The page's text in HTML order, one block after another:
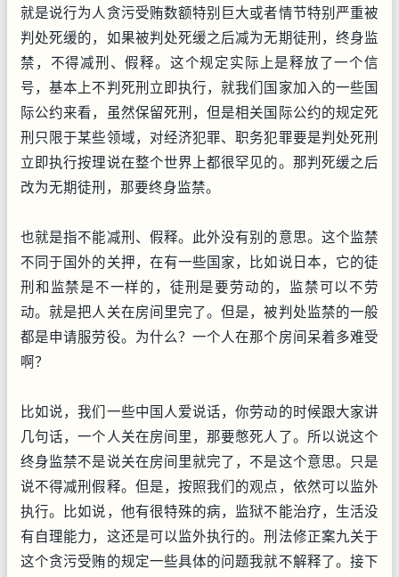
就是说行为人贪污受贿数额特别巨大或者情节特别严重被
判处死缓的，如果被判处死缓之后减为无期徒刑，终身监
禁，不得减刑、假释。这个规定实际上是释放了一个信
号，基本上不判死刑立即执行，就我们国家加入的一些国
际公约来看，虽然保留死刑，但是相关国际公约的规定死
刑只限于某些领域，对经济犯罪、职务犯罪要是判处死刑
立即执行按理说在整个世界上都很罕见的。那判死缓之后
改为无期徒刑，那要终身监禁。
也就是指不能减刑、假释。此外没有别的意思。这个监禁
不同于国外的关押，在有一些国家，比如说日本，它的徒
刑和监禁是不一样的，徒刑是要劳动的，监禁可以不劳
动。就是把人关在房间里完了。但是，被判处监禁的一般
都是申请服劳役。为什么？一个人在那个房间呆着多难受
啊？
比如说，我们一些中国人爱说话，你劳动的时候跟大家讲
几句话，一个人关在房间里，那要憋死人了。所以说这个
终身监禁不是说关在房间里就完了，不是这个意思。只是
说不得减刑假释。但是，按照我们的观点，依然可以监外
执行。比如说，他有很特殊的病，监狱不能治疗，生活没
有自理能力，这还是可以监外执行的。刑法修正案九关于
这个贪污受贿的规定一些具体的问题我就不解释了。接下